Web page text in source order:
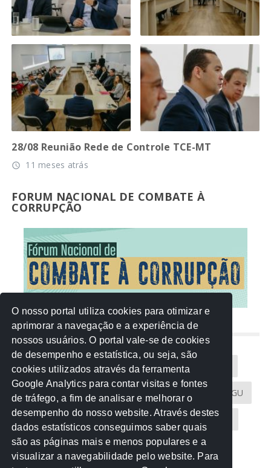
28/08 Reunião Rede de Controle TCE-MT
access_time 11 meses atrás
FORUM NACIONAL DE COMBATE À
CORRUPÇÃO
NUVEM DE TAGS
Acontece na Rede AGU AMM
Atricon Audicom CAU-MT CGU
CREA-MT Eventos MPC-MT MPE-MT
MPF Notícias PF PGE-MT PGR
O nosso portal utiliza cookies para otimizar e
aprimorar a navegação e a experiência de
nossos usuários. O portal vale-se de cookies
de desempenho e estatística, ou seja, são
cookies utilizados através da ferramenta
Google Analytics para contar visitas e fontes
de tráfego, a fim de analisar e melhorar o
desempenho do nosso website. Através destes
dados estatísticos conseguimos saber quais
são as páginas mais e menos populares e a
visualizar a navegabilidade pelo website. Para